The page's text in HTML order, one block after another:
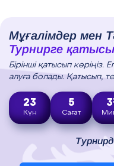
Мұғалімдер мен
Турнирге
Бірінші қатысып
алуға болады. Қатысып,
23
Күн
5
Сағат